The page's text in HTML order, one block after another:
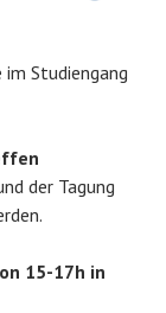
Studiengang
der Tagung
15-17h in